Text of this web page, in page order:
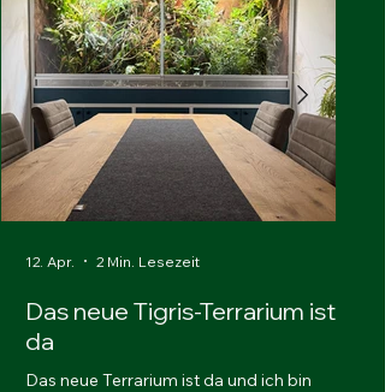
Das neue Tigris-Terrarium ist
da
Das neue Terrarium ist da und ich bin
12. Apr. 2 Min. Lesezeit